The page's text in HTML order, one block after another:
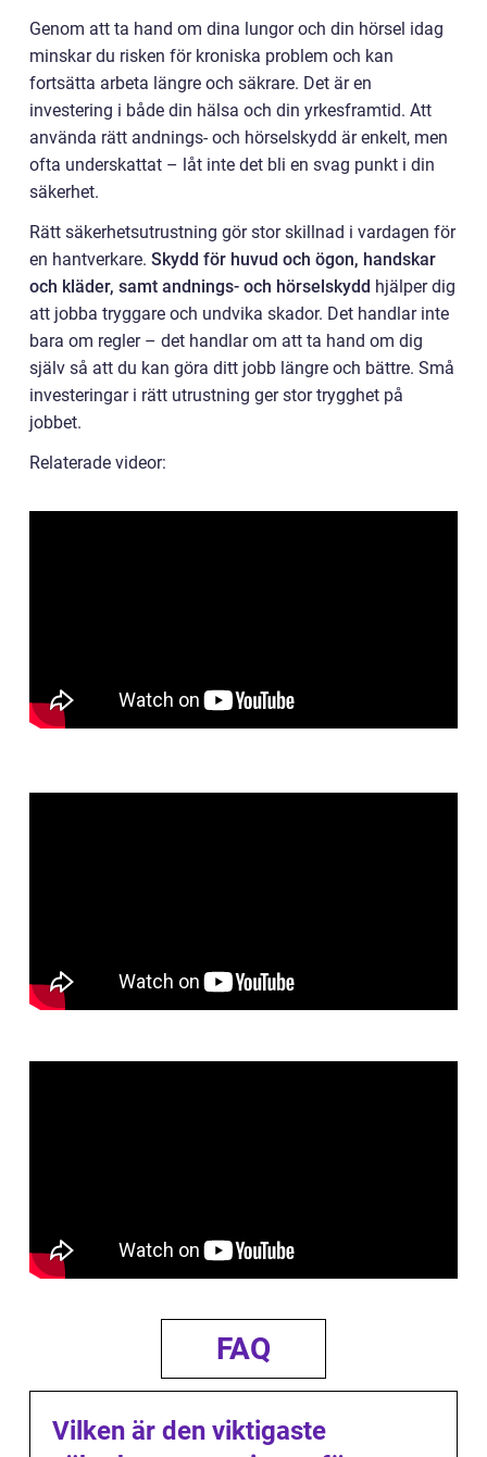
Genom att ta hand om dina lungor och din hörsel idag
minskar du risken för kroniska problem och kan
fortsätta arbeta längre och säkrare. Det är en
investering i både din hälsa och din yrkesframtid. Att
använda rätt andnings- och hörselskydd är enkelt, men
ofta underskattat – låt inte det bli en svag punkt i din
säkerhet.
Rätt säkerhetsutrustning gör stor skillnad i vardagen för
en hantverkare. Skydd för huvud och ögon, handskar
och kläder, samt andnings- och hörselskydd hjälper dig
att jobba tryggare och undvika skador. Det handlar inte
bara om regler – det handlar om att ta hand om dig
själv så att du kan göra ditt jobb längre och bättre. Små
investeringar i rätt utrustning ger stor trygghet på
jobbet.
Relaterade videor:
FAQ
Vilken är den viktigaste